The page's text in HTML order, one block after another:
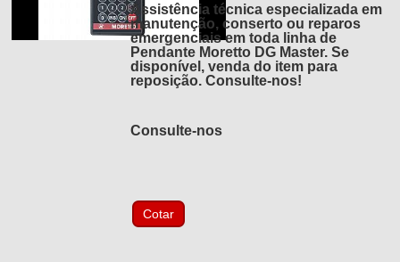
Assistência técnica especializada em
manutenção, conserto ou reparos
emergenciais em toda linha de
Pendante Moretto DG Master. Se
disponível, venda do item para
reposição. Consulte-nos!
Consulte-nos